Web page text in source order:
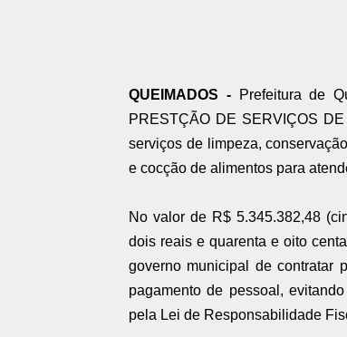
QUEIMADOS -Prefeitura de
PRESTÇÃO DE SERVIÇOS
serviços de limpeza,
e cocção de alimentos para
No valor de R$5.345.382,48
dois reais e quarenta e oito
governo municipal de contratar
pagamento de pessoal,
pela Lei de Responsabilidade